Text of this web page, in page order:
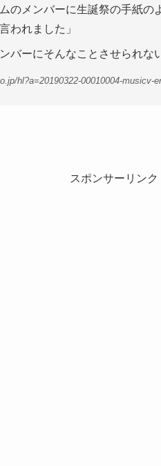
のメンバーに生誕祭の手紙の
われました」
バーにそんなことさせられな
hl?a=20190322-00010004-musicv-
スポンサーリンク